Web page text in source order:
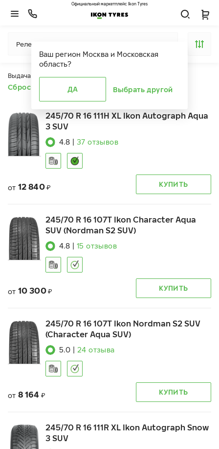
Ваш регион Москва и Московская
область?
ДА Выбрать другой
Официальный маркетплейс Ikon Tyres
Релевантность
Выдача продуктов ограничена действием фильтров
Сбросить все фильтры
245/70 R 16 111H XL Ikon Autograph Aqua
3 SUV
4.8 37 отзывов
от 12 840 ₽ КУПИТЬ
245/70 R 16 107T Ikon Character Aqua
SUV (Nordman S2 SUV)
4.8 15 отзывов
от 10 300 ₽ КУПИТЬ
245/70 R 16 107T Ikon Nordman S2 SUV
(Character Aqua SUV)
5.0 24 отзыва
от 8 164 ₽ КУПИТЬ
245/70 R 16 111R XL Ikon Autograph Snow
3 SUV